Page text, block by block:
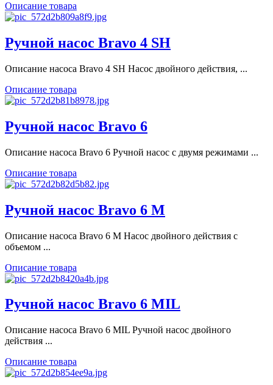
Описание товара
Ручной насос Bravo 4 SH
Описание насоса Bravo 4 SH Насос двойного действия, ...
Описание товара
Ручной насос Bravo 6
Описание насоса Bravo 6 Ручной насос с двумя режимами ...
Описание товара
Ручной насос Bravo 6 M
Описание насоса Bravo 6 M Насос двойного действия с
объемом ...
Описание товара
Ручной насос Bravo 6 MIL
Описание насоса Bravo 6 MIL Ручной насос двойного
действия ...
Описание товара